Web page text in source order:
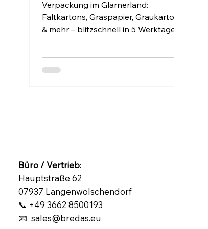
Verpackung im Glarnerland:
Faltkartons, Graspapier, Graukarton
& mehr – blitzschnell in 5 Werktagen
Büro / Vertrieb:
Hauptstraße 62
07937 Langenwolschendorf
📞 +49 3662 8500193
📧 sales@bredas.eu